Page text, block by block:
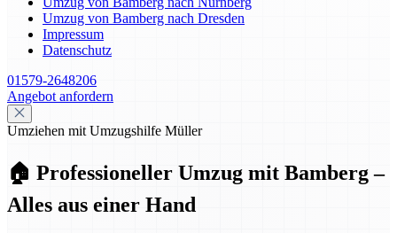
Umzug von Bamberg nach Dresden
Impressum
Datenschutz
01579-2648206
Angebot anfordern
Umziehen mit Umzugshilfe Müller
🏠 Professioneller Umzug mit Bamberg –
Alles aus einer Hand